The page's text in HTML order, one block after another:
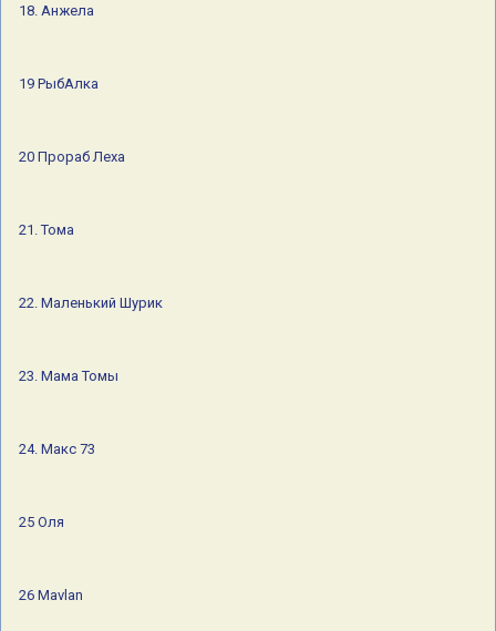
18. Анжела
19 РыбАлка
20 Прораб Леха
21. Тома
22. Маленький Шурик
23. Мама Томы
24. Макс 73
25 Оля
26 Mavlan